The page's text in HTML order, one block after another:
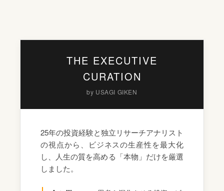
THE EXECUTIVE
CURATION
by USAGI GIKEN
25年の投資経験と独立リサーチアナリスト
の視点から、ビジネスの生産性を最大化
し、人生の質を高める「本物」だけを厳選
しました。